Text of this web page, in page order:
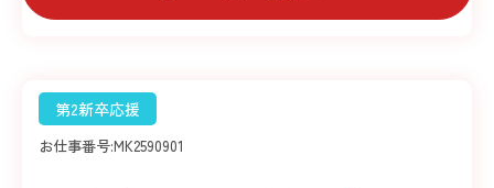
第2新卒応援
お仕事番号:MK2590901